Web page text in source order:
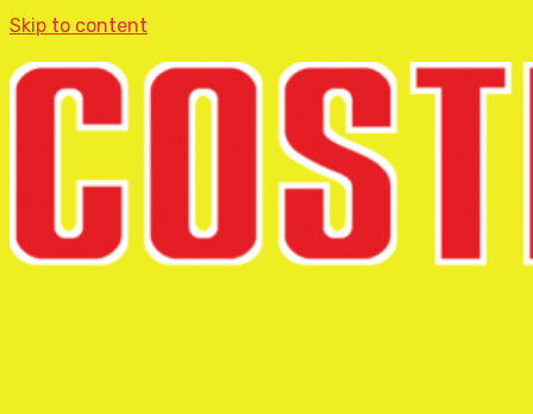
Skip to content